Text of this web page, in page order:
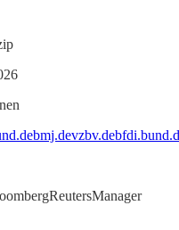
bmj.devzbv.de
ReutersManager